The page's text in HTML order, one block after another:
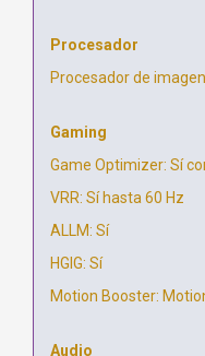
Procesador
Procesador de
Gaming
Game Optimizer: Sí
VRR: Sí hasta 60 Hz
ALLM: Sí
HGIG: Sí
Motion Booster:
Audio